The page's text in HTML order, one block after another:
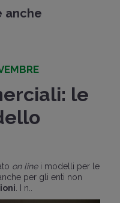
anche
le
on linei modelli per le
anche per gli enti non
. I n..